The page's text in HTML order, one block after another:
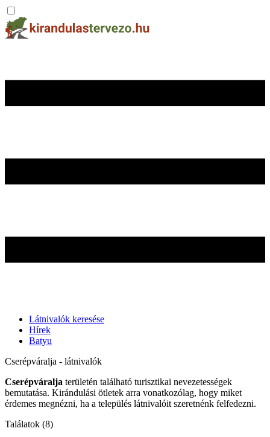
Látnivalók keresése
Hírek
Batyu
Cserépváralja - látnivalók
Cserépváralja területén található turisztikai nevezetességek
bemutatása. Kirándulási ötletek arra vonatkozólag, hogy miket
érdemes megnézni, ha a település látnivalóit szeretnénk felfedezni.
Találatok (8)